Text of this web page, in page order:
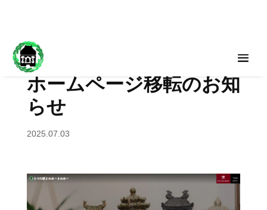
ホームページ移転のお知
らせ
2025.07.03